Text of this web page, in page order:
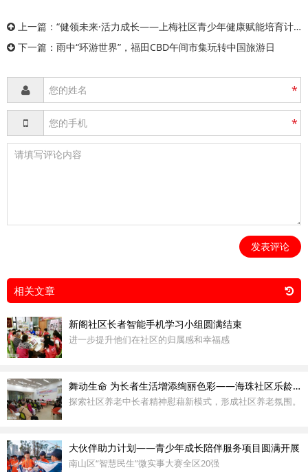
上一篇： “健领未来·活力成长——上梅社区青少年健康赋能培育计划”项目圆满落下帷幕
下一篇： 雨中“环游世界”，福田CBD午间市集玩转中国旅游日
*
*
发表评论
相关文章
新阁社区长者智能手机学习小组圆满结束
进一步提升他们在社区的归属感和幸福感
舞动生命 为长者生活增添绚丽色彩——海珠社区乐龄学苑开课
探索社区养老中长者精神慰藉新模式，形成社区养老氛围。
大伙伴助力计划——青少年成长陪伴服务项目圆满开展
南山区“智慧民生”微实事大赛全区20强